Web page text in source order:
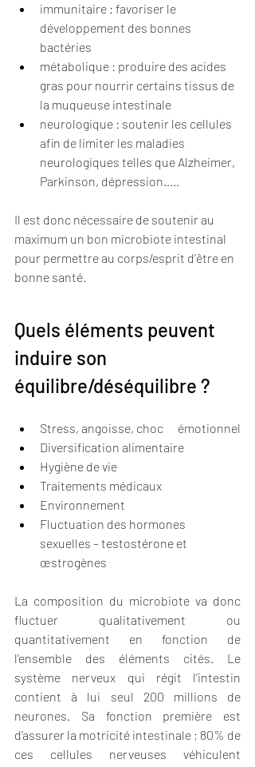
immunitaire : favoriser le
développement des bonnes
bactéries
métabolique : produire des acides
gras pour nourrir certains tissus de
la muqueuse intestinale
neurologique : soutenir les cellules
afin de limiter les maladies
neurologiques telles que Alzheimer,
Parkinson, dépression…..
Il est donc nécessaire de soutenir au
maximum un bon microbiote intestinal
pour permettre au corps/esprit d’être en
bonne santé.
Quels éléments peuvent
induire son
équilibre/déséquilibre ?
Stress, angoisse, choc      émotionnel
Diversification alimentaire
Hygiène de vie
Traitements médicaux
Environnement
Fluctuation des hormones
sexuelles – testostérone et
œstrogènes
La composition du microbiote va donc
fluctuer qualitativement ou
quantitativement en fonction de
l’ensemble des éléments cités. Le
système nerveux qui régit l’intestin
contient à lui seul 200 millions de
neurones. Sa fonction première est
d’assurer la motricité intestinale ; 80% de
ces cellules nerveuses véhiculent